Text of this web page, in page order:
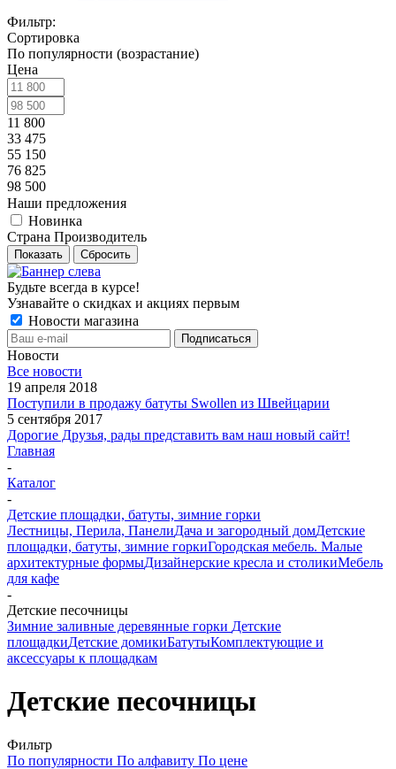
Фильтр:
Сортировка
По популярности (возрастание)
Цена
11 800
33 475
55 150
76 825
98 500
Наши предложения
Новинка
Страна Производитель
Показать Сбросить
Будьте всегда в курсе!
Узнавайте о скидках и акциях первым
Новости магазина
Новости
Все новости
19 апреля 2018
Поступили в продажу батуты Swollen из Швейцарии
5 сентября 2017
Дорогие Друзья, рады представить вам наш новый сайт!
Главная
-
Каталог
-
Детские площадки, батуты, зимние горки
Лестницы, Перила, ПанелиДача и загородный домДетские
площадки, батуты, зимние горкиГородская мебель. Малые
архитектурные формыДизайнерские кресла и столикиМебель
для кафе
-
Детские песочницы
Зимние заливные деревянные горки Детские
площадкиДетские домикиБатутыКомплектующие и
аксессуары к площадкам
Детские песочницы
Фильтр
По популярности По алфавиту По цене